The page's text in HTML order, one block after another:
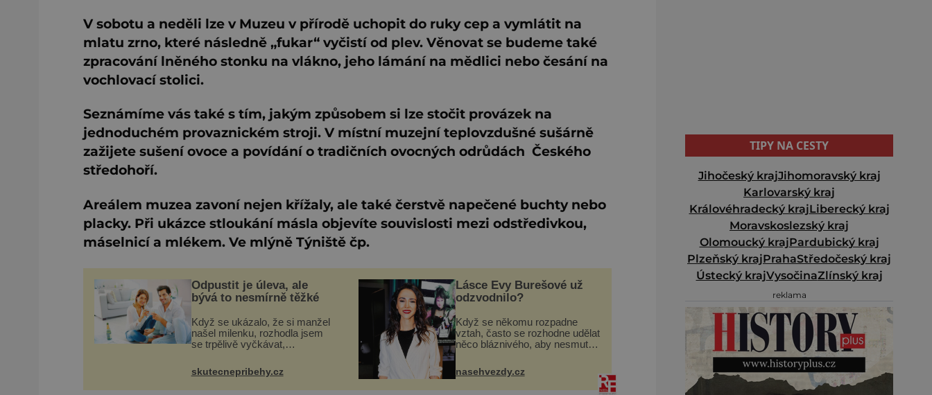
V sobotu a neděli lze v Muzeu v přírodě uchopit do ruky cep a vymlátit na
mlatu zrno, které následně „fukar“ vyčistí od plev. Věnovat se budeme také
zpracování lněného stonku na vlákno, jeho lámání na mědlici nebo česání na
vochlovací stolici.
Seznámíme vás také s tím, jakým způsobem si lze stočit provázek na
jednoduchém provaznickém stroji. V místní muzejní teplovzdušné sušárně
zažijete sušení ovoce a povídání o tradičních ovocných odrůdách Českého
středohoří.
Areálem muzea zavoní nejen křížaly, ale také čerstvě napečené buchty nebo
placky. Při ukázce stloukání másla objevíte souvislosti mezi odstředivkou,
máselnicí a mlékem. Ve mlýně Týniště čp.
Odpustit je úleva, ale
bývá to nesmírně těžké
Když se ukázalo, že si manžel
našel milenku, rozhodla jsem
se trpělivě vyčkávat,
později vrátí k rodině. Možná je
to jedna z nejtěžších věcí na
světě. Ale každý, kdo s tím
skutecnepribehy.cz
Lásce Evy Burešové už
odzvodnilo?
Když se někomu rozpadne
vztah, často se rozhodne udělat
něco bláznivého, aby nesmutnil.
na sociálních sítích ukázala, že
její zuby zdobí nový šperk,
někteří lidé měli jasn
nasehvezdy.cz
TIPY NA CESTY
Jihočeský krajJihomoravský kraj
Karlovarský kraj
Královéhradecký krajLiberecký kraj
Moravskoslezský kraj
Olomoucký krajPardubický kraj
Plzeňský krajPrahaStředočeský kraj
Ústecký krajVysočinaZlínský kraj
reklama